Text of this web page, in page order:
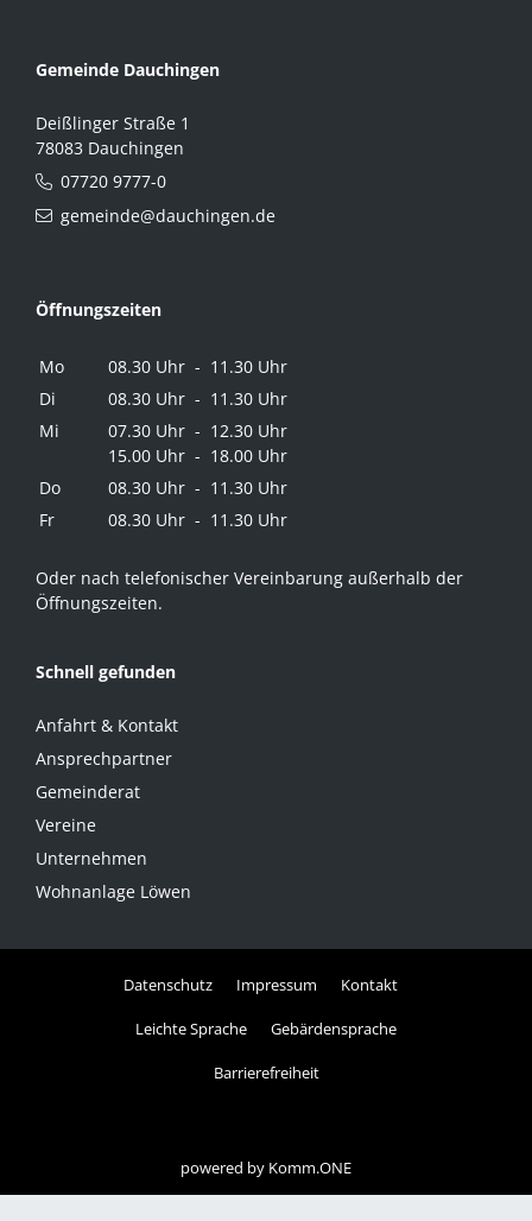
Gemeinde Dauchingen
Deißlinger Straße 1
78083 Dauchingen
07720 9777-0
gemeinde@dauchingen.de
Öffnungszeiten
Mo
08.30 Uhr - 11.30 Uhr
Di
08.30 Uhr - 11.30 Uhr
Mi
07.30 Uhr - 12.30 Uhr
15.00 Uhr - 18.00 Uhr
Do
08.30 Uhr - 11.30 Uhr
Fr
08.30 Uhr - 11.30 Uhr
Oder nach telefonischer Vereinbarung außerhalb der
Öffnungszeiten.
Schnell gefunden
Anfahrt & Kontakt
Ansprechpartner
Gemeinderat
Vereine
Unternehmen
Wohnanlage Löwen
Datenschutz Impressum Kontakt
Leichte Sprache Gebärdensprache
Barrierefreiheit
powered by Komm.ONE